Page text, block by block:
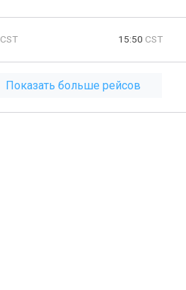
CST 15:50 CST
Показать больше рейсов